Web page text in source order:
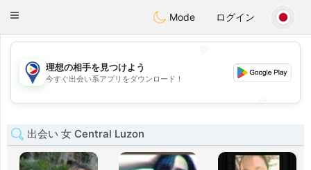
PhilippinesChat
Toggle
Mode ログイン
💖
💕
理想の相手を見つけよう
今すぐ出会い系アプリをダウンロード！
出会い 女 Central Luzon